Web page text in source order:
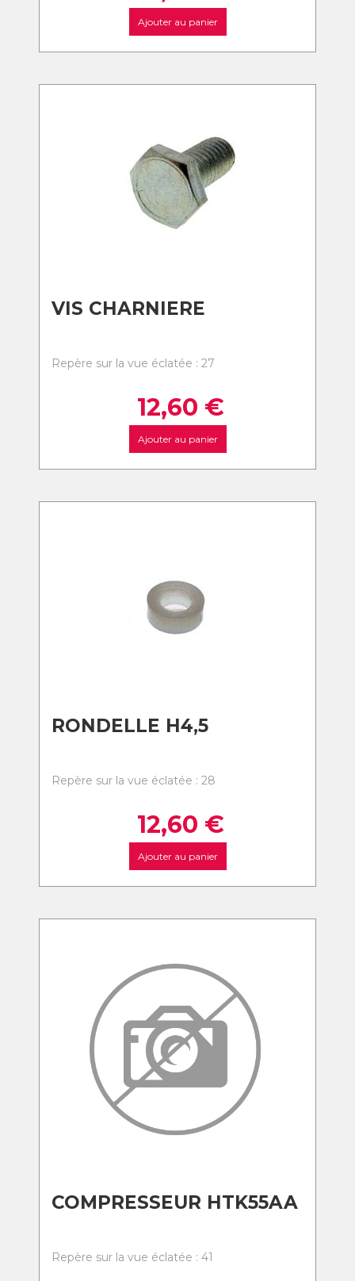
Ajouter au panier
VIS CHARNIERE
Repère sur la vue éclatée : 27
12,60 €
Ajouter au panier
RONDELLE H4,5
Repère sur la vue éclatée : 28
12,60 €
Ajouter au panier
COMPRESSEUR HTK55AA
Repère sur la vue éclatée : 41